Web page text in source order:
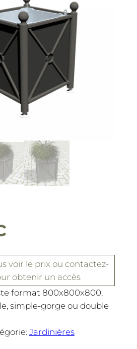
voir le prix ou contactez-
obtenir un accès
format 800x800x800,
simple-gorge ou double
Jardinières